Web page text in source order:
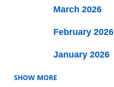
March 2026
February 2026
January 2026
SHOW MORE